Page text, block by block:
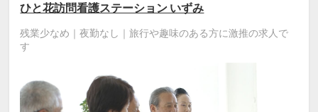
ひと花訪問看護ステーション いずみ
残業少なめ｜夜勤なし｜旅行や趣味のある方に激推の求人で
す